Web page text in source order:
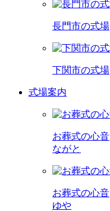
長門市の式場
下関市の式場
式場案内
お葬式の心音
ながと
お葬式の心音
ゆや